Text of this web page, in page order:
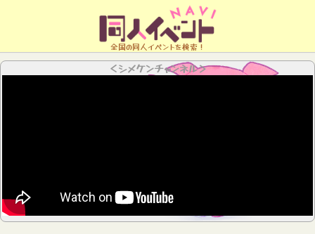
全国の同人イベントを検索！
＜シメケンチャンネル＞